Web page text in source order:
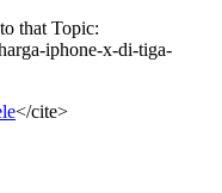
that Topic:
iphone-x-di-tiga-
</cite>